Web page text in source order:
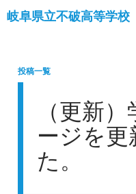
岐阜県立不破高等学校
検
索
投稿一覧
（更新
ージを更
た。